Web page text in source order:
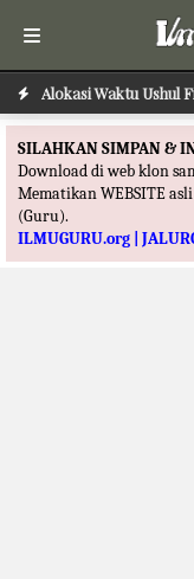
Alokasi Waktu
Alokasi Waktu Ilmu
SILAHKAN SIMPAN &
Download di web klon
Mematikan WEBSITE
(Guru).
ILMUGURU.org |